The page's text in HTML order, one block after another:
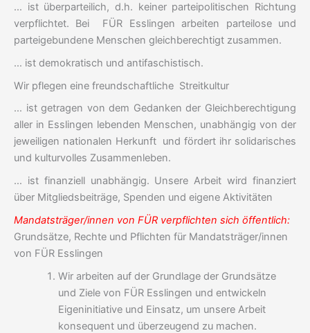
… ist überparteilich, d.h. keiner parteipolitischen Richtung
verpflichtet. Bei FÜR Esslingen arbeiten parteilose und
parteigebundene Menschen gleichberechtigt zusammen.
… ist demokratisch und antifaschistisch.
Wir pflegen eine freundschaftliche Streitkultur
… ist getragen von dem Gedanken der Gleichberechtigung
aller in Esslingen lebenden Menschen, unabhängig von der
jeweiligen nationalen Herkunft und fördert ihr solidarisches
und kulturvolles Zusammenleben.
… ist finanziell unabhängig. Unsere Arbeit wird finanziert
über Mitgliedsbeiträge, Spenden und eigene Aktivitäten
Mandatsträger/innen von FÜR verpflichten sich öffentlich:
Grundsätze, Rechte und Pflichten für Mandatsträger/innen
von FÜR Esslingen
Wir arbeiten auf der Grundlage der Grundsätze
und Ziele von FÜR Esslingen und entwickeln
Eigeninitiative und Einsatz, um unsere Arbeit
konsequent und überzeu­gend zu machen.